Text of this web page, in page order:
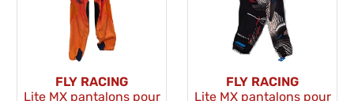
FLY RACING
Lite MX pantalons pour
FLY RACING
Lite MX pantalons pour